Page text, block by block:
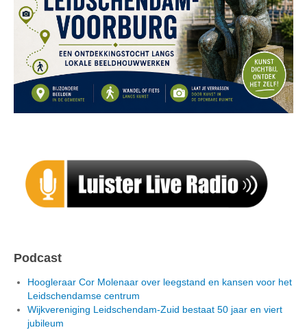
Podcast
Hoogleraar Cor Molenaar over leegstand en kansen voor het
Leidschendamse centrum
Wijkvereniging Leidschendam-Zuid bestaat 50 jaar en viert
jubileum